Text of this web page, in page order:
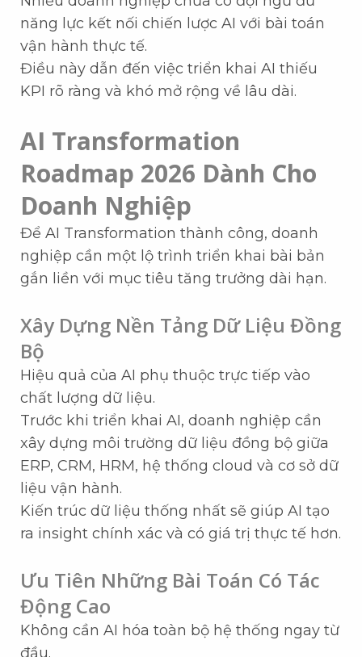
năng lực kết nối chiến lược AI với bài toán
vận hành thực tế.
Điều này dẫn đến việc triển khai AI thiếu
KPI rõ ràng và khó mở rộng về lâu dài.
AI Transformation
Roadmap 2026 Dành Cho
Doanh Nghiệp
Để AI Transformation thành công, doanh
nghiệp cần một lộ trình triển khai bài bản
gắn liền với mục tiêu tăng trưởng dài hạn.
Xây Dựng Nền Tảng Dữ Liệu Đồng
Bộ
Hiệu quả của AI phụ thuộc trực tiếp vào
chất lượng dữ liệu.
Trước khi triển khai AI, doanh nghiệp cần
xây dựng môi trường dữ liệu đồng bộ giữa
ERP, CRM, HRM, hệ thống cloud và cơ sở dữ
liệu vận hành.
Kiến trúc dữ liệu thống nhất sẽ giúp AI tạo
ra insight chính xác và có giá trị thực tế hơn.
Ưu Tiên Những Bài Toán Có Tác
Động Cao
Không cần AI hóa toàn bộ hệ thống ngay từ
đầu.